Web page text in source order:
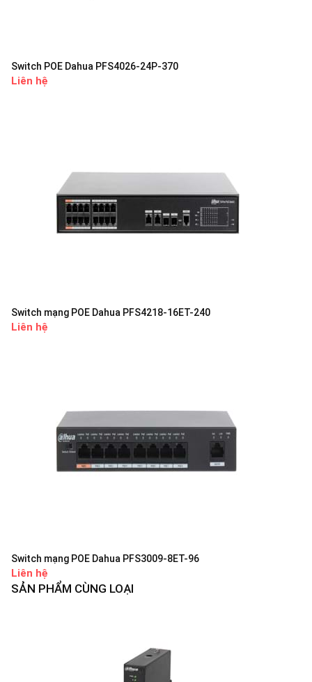
Switch POE Dahua PFS4026-24P-370
Liên hệ
Switch mạng POE Dahua PFS4218-16ET-240
Liên hệ
Switch mạng POE Dahua PFS3009-8ET-96
Liên hệ
SẢN PHẨM CÙNG LOẠI